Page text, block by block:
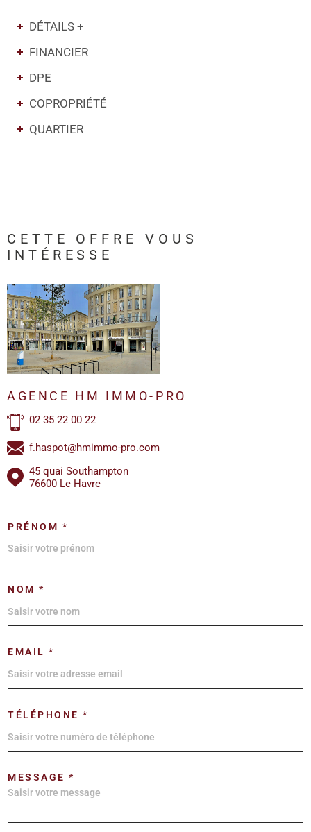
DÉTAILS +
FINANCIER
DPE
COPROPRIÉTÉ
QUARTIER
CETTE OFFRE
VOUS
INTÉRESSE
AGENCE HM IMMO-PRO
02 35 22 00 22
f.haspot@hmimmo-pro.com
45 quai Southampton
76600 Le Havre
PRÉNOM *
NOM *
EMAIL *
TÉLÉPHONE *
MESSAGE *